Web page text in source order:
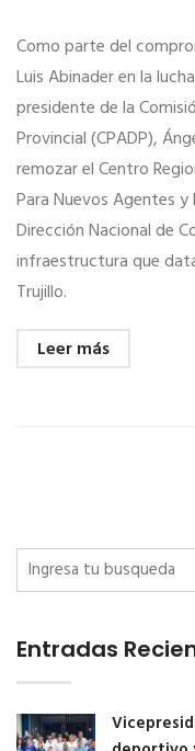
Como parte del
Luis Abinader en la
presidente de la
Provincial (CPADP),
remozar el Centro
Para Nuevos Agentes y
Dirección Nacional de
infraestructura que
Trujillo.
Leer más
Entradas